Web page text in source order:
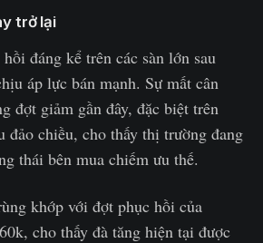
trở lại
đáng kể trên các sàn lớn sau
áp lực bán mạnh. Sự mất cân
đợt giảm gần đây, đặc biệt trên
đảo chiều, cho thấy thị trường đang
thái bên mua chiếm ưu thế.
khớp với đợt phục hồi của
cho thấy đà tăng hiện tại được